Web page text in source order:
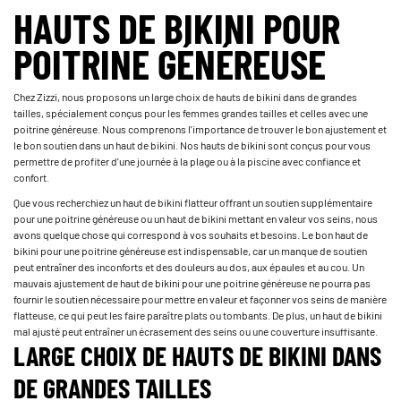
HAUTS DE BIKINI POUR
POITRINE GÉNÉREUSE
Chez Zizzi, nous proposons un large choix de hauts de bikini dans de grandes
tailles, spécialement conçus pour les femmes grandes tailles et celles avec une
poitrine généreuse. Nous comprenons l'importance de trouver le bon ajustement et
le bon soutien dans un haut de bikini. Nos hauts de bikini sont conçus pour vous
permettre de profiter d'une journée à la plage ou à la piscine avec confiance et
confort.
Que vous recherchiez un haut de bikini flatteur offrant un soutien supplémentaire
pour une poitrine généreuse ou un haut de bikini mettant en valeur vos seins, nous
avons quelque chose qui correspond à vos souhaits et besoins. Le bon haut de
bikini pour une poitrine généreuse est indispensable, car un manque de soutien
peut entraîner des inconforts et des douleurs au dos, aux épaules et au cou. Un
mauvais ajustement de haut de bikini pour une poitrine généreuse ne pourra pas
fournir le soutien nécessaire pour mettre en valeur et façonner vos seins de manière
flatteuse, ce qui peut les faire paraître plats ou tombants. De plus, un haut de bikini
mal ajusté peut entraîner un écrasement des seins ou une couverture insuffisante.
LARGE CHOIX DE HAUTS DE BIKINI DANS
DE GRANDES TAILLES